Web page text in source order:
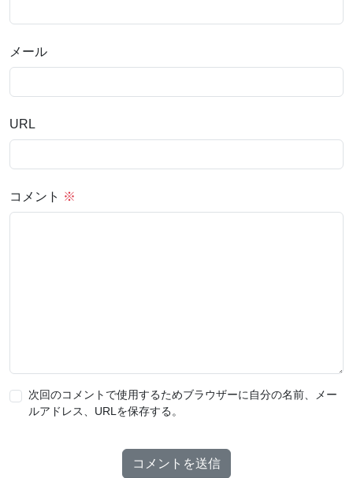
メール
URL
コメント ※
次回のコメントで使用するためブラウザーに自分の名前、メー
ルアドレス、URLを保存する。